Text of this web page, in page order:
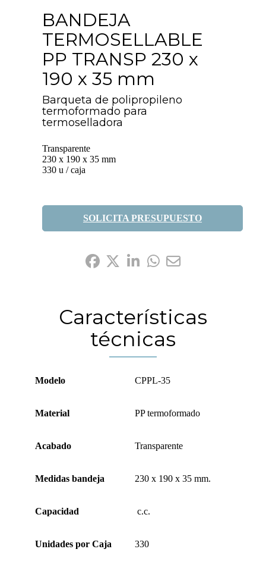
BANDEJA
TERMOSELLABLE
PP TRANSP 230 x
190 x 35 mm
Barqueta de polipropileno
termoformado para
termoselladora
Transparente
230 x 190 x 35 mm
330 u / caja
SOLICITA PRESUPUESTO
Características
técnicas
Modelo CPPL-35
Material PP termoformado
Acabado Transparente
Medidas bandeja 230 x 190 x 35 mm.
Capacidad c.c.
Unidades por Caja 330